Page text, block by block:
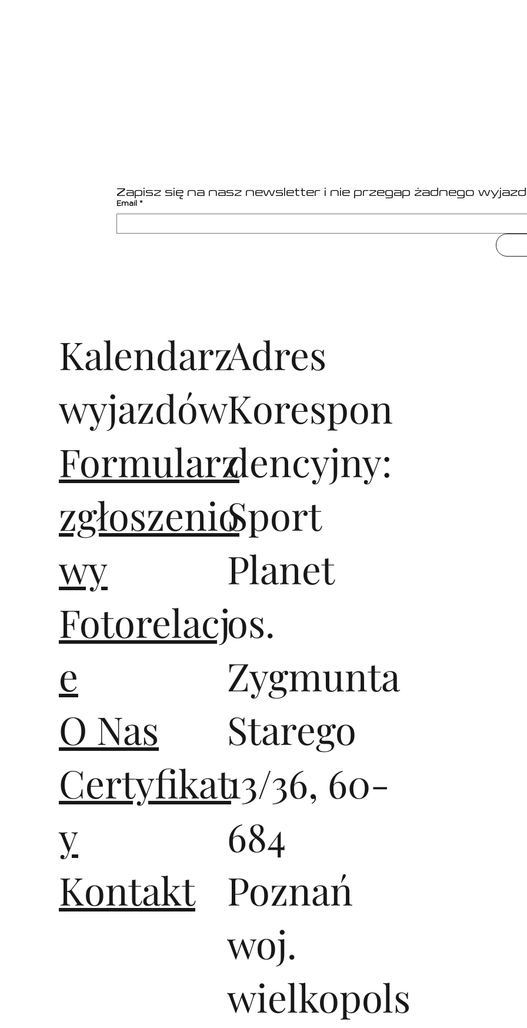
Zapisz się na nasz newsletter i nie przegap żadnego
Email *
Kalendarz
wyjazdów
Formularz
zgłoszenio
wy
Fotorelacj
e
O Nas
Certyfikat
y
Kontakt
Adres
Korespon
dencyjny:
Sport
Planet
os.
Zygmunta
Starego
13/36, 60-
684
Poznań
woj.
wielkopols